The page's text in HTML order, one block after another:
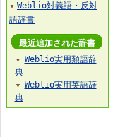
▼ Weblio対義語・反対
語辞書
最近追加された辞書
▼
Weblio実用類語辞
典
▼
Weblio実用英語辞
典